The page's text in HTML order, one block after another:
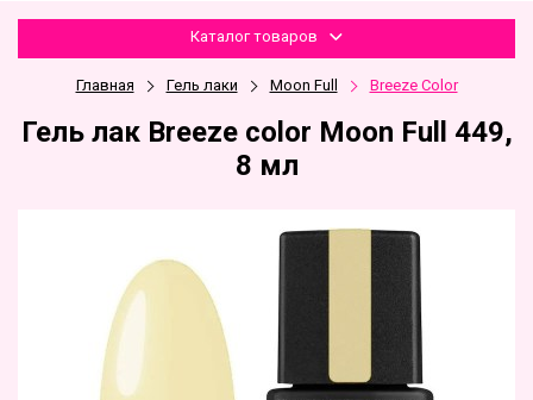
Каталог товаров
Главная Гель лаки Moon Full Breeze Color
Гель лак Breeze color Moon Full 449,
8 мл